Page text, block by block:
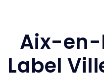
Aix-en-
Label